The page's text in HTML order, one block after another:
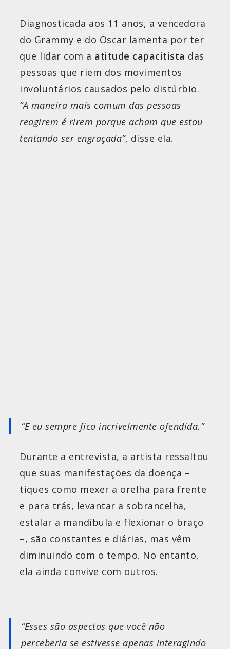
Diagnosticada aos 11 anos, a vencedora
do Grammy e do Oscar lamenta por ter
que lidar com a atitude capacitista das
pessoas que riem dos movimentos
involuntários causados pelo distúrbio.
“A maneira mais comum das pessoas
reagirem é rirem porque acham que estou
tentando ser engraçada”, disse ela.
“E eu sempre fico incrivelmente ofendida.”
Durante a entrevista, a artista ressaltou
que suas manifestações da doença –
tiques como mexer a orelha para frente
e para trás, levantar a sobrancelha,
estalar a mandíbula e flexionar o braço
–, são constantes e diárias, mas vêm
diminuindo com o tempo. No entanto,
ela ainda convive com outros.
“Esses são aspectos que você não
perceberia se estivesse apenas interagindo